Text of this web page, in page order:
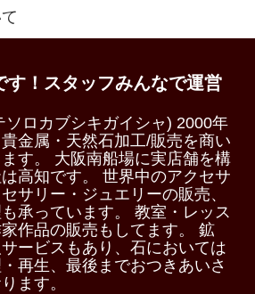
！スタッフみんなで運営
ロカブシキガイシャ) 2000年
金属・天然石加工/販売を商い
す。 大阪南船場に実店舗を構
高知です。 世界中のアクセサ
サリー・ジュエリーの販売、
承っています。 教室・レッス
作品の販売もしてます。 鉱
ービスもあり、石においては
再生、最後までおつきあいさ
ます。